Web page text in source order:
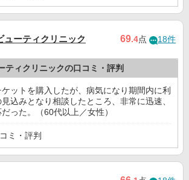
ューティクリニック 69.4点 18件
ティクリニックの口コミ・評判
ットを購入したが、病気になり期間内に利
込みとなり相談したところ、非常に迅速、
った。（60代以上／女性）
ミ・評判